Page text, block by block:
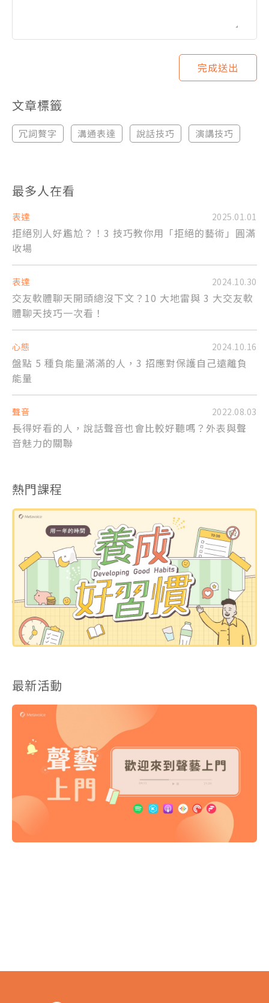
文章標籤
冗詞贅字 溝通表達 說話技巧 演講技巧
最多人在看
表達 2025.01.01
拒絕別人好尷尬？！3 技巧教你用「拒絕的藝術」圓滿
收場
表達 2024.10.30
交友軟體聊天開頭總沒下文？10 大地雷與 3 大交友軟
體聊天技巧一次看！
心態 2024.10.16
盤點 5 種負能量滿滿的人，3 招應對保護自己遠離負
能量
聲音 2022.08.03
長得好看的人，說話聲音也會比較好聽嗎？外表與聲
音魅力的關聯
熱門課程
最新活動
完成送出